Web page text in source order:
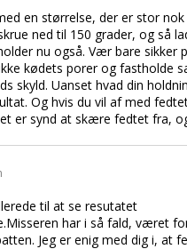
en størrelse, der er stor
ned til 150 grader, og så
nu også. Vær bare
kødets porer og fastholde
skyld. Uanset hvad din
Og hvis du vil af med
er synd at skære fedtet fra,
til at se resutatet
har i så fald, været
Jeg er enig med dig i, at